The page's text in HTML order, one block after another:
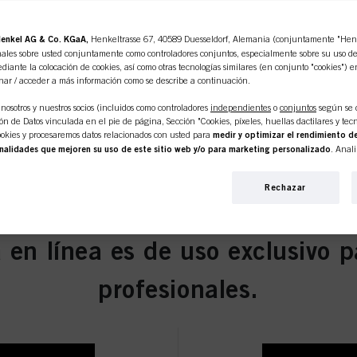
línea es de uso exclusivo
profesionales.
AG & Co. KGaA, Henkeltrasse 67, 40589 Duesseldorf, Alemania (conjuntamente
sobre usted conjuntamente como controladores conjuntos, especialmente sobre su uso
la colocación de cookies, así como otras tecnologías similares (en conjunto "cookies")
/ acceder a más información como se describe a continuación.
y nuestros socios (incluidos como controladores independientes o conjuntos según se
de Datos vinculada en el pie de página, Sección "Cookies, píxeles, huellas dactilares y
y procesaremos datos relacionados con usted para medir y optimizar el rendimiento
que mejoren su uso de este sitio web y/o para marketing personalizado .
sobre usted que podrán enriquecerse con datos obtenidos de terceros y otros sitios
sobre el tratamiento de sus datos en nuestra Declaración de Protección de Datos
las cookies en nuestro sitio web en "Configuración de cookies" vinculado en el pie
a las cookies utilizadas en este sitio web, especialmente su período de
Rechazar